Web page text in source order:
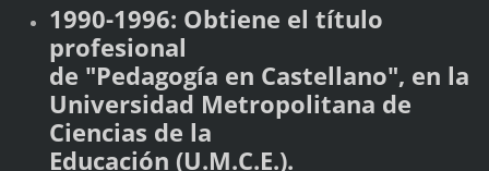
1990-1996: Obtiene el título
profesional
de "Pedagogía en Castellano", en la
Universidad Metropolitana de
Ciencias de la
Educación (U.M.C.E.).